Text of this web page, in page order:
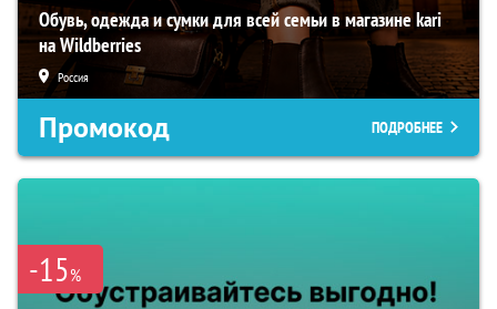
Обувь, одежда и сумки для всей семьи в магазине kari
на Wildberries
Россия
Промокод ПОДРОБНЕЕ
-15%